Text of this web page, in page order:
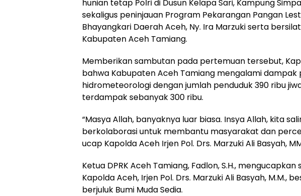
hunian tetap Polri di Dusun Kelapa Sari, Kampung
sekaligus peninjauan Program Pekarangan Pangan
Bhayangkari Daerah Aceh, Ny. Ira Marzuki serta
Kabupaten Aceh Tamiang.
Memberikan sambutan pada pertemuan tersebut,
bahwa Kabupaten Aceh Tamiang mengalami
hidrometeorologi dengan jumlah penduduk 390 ribu
terdampak sebanyak 300 ribu.
“Masya Allah, banyaknya luar biasa. Insya Allah, kita
berkolaborasi untuk membantu masyarakat dan
ucap Kapolda Aceh Irjen Pol. Drs. Marzuki Ali Basyah,
Ketua DPRK Aceh Tamiang, Fadlon, S.H.,
Kapolda Aceh, Irjen Pol. Drs. Marzuki Ali Basyah, M.M.,
berjuluk Bumi Muda Sedia.